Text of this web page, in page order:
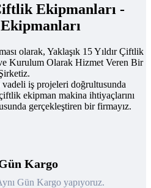
Ekipmanları -
olarak, Yaklaşık 15 Yıldır Çiftlik
Kurulum Olarak Hizmet Veren Bir
iş projeleri doğrultusunda
ekipman makina ihtiyaçlarını
gerçekleştiren bir firmayız.
Kargo
Gün Kargo yapıyoruz.